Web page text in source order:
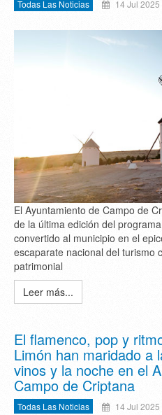
Todas Las Noticias 14 Jul 2025
El Ayuntamiento de Campo de
de la última edición del
convertido al municipio en el
escaparate nacional del turismo
patrimonial
Leer más...
El flamenco, pop y
Limón han maridado a
vinos y la noche en el
Campo de Criptana
Todas Las Noticias 14 Jul 2025